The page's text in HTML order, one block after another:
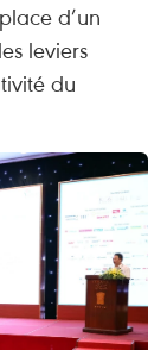
d’un
leviers
du